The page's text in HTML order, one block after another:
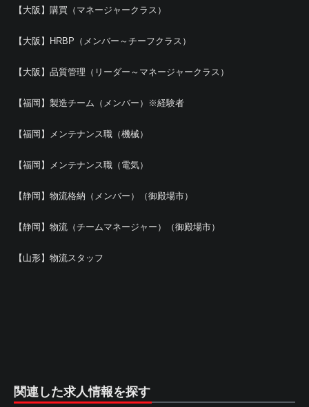
【大阪】購買（マネージャークラス）
【大阪】HRBP（メンバー～チーフクラス）
【大阪】品質管理（リーダー～マネージャークラス）
【福岡】製造チーム（メンバー）※経験者
【福岡】メンテナンス職（機械）
【福岡】メンテナンス職（電気）
【静岡】物流格納（メンバー）（御殿場市）
【静岡】物流（チームマネージャー）（御殿場市）
【山形】物流スタッフ
関連した求人情報を探す